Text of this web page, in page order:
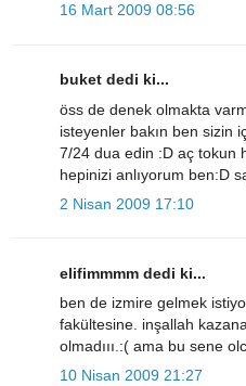
16 Mart 2009 08:56
buket dedi ki...
öss de denek olmakta
isteyenler bakın ben sizin
7/24 dua edin :D aç tokun
hepinizi anlıyorum ben:D
2 Nisan 2009 17:10
elifimmmm dedi ki...
ben de izmire gelmek
fakültesine. inşallah
olmadııı.:( ama bu sene
10 Nisan 2009 21:27